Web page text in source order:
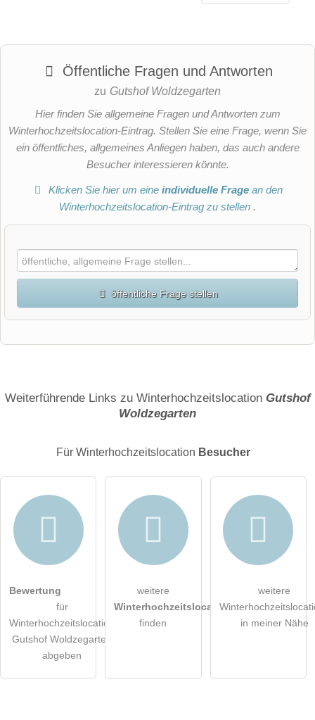
Öffentliche Fragen und Antworten
zu Gutshof Woldzegarten
Hier finden Sie allgemeine Fragen und Antworten zum
Winterhochzeitslocation-Eintrag. Stellen Sie eine Frage, wenn Sie
ein öffentliches, allgemeines Anliegen haben, das auch andere
Besucher interessieren könnte.
Klicken Sie hier um eineindividuelle Frage an den
Winterhochzeitslocation-Eintrag zu stellen .
öffentliche Frage stellen
E-Mail-Adresse (wird nicht veröffentlicht)
Die Datenschutzerklärung habe ich zur Kenntnis genommen.
öffentliche Frage stellen
Hinweis:Bitte beachten Sie, öffentliche Fragen sindfür alle
Weiterführende Links zu Winterhochzeitslocation Gutshof
Woldzegarten
Für Winterhochzeitslocation Besucher
Bewertung
für
Winterhochzeitslocation
Gutshof Woldzegarten
abgeben
weitere
Winterhochzeitslocations
finden
weitere
in meiner Nähe